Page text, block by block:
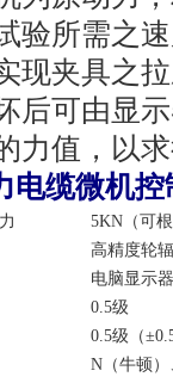
验所需之
现夹具之
后可由显
力值，以
电缆微机
5KN（可
高精度轮
电脑显示
0.5级
0.5级（
N（牛顿